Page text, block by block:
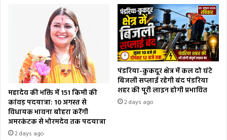
महादेव की भक्ति में 151 किमी की
कांवड़ पदयात्रा: 10 अगस्त से
विधायक भावना बोहरा करेंगी
अमरकंटक से भोरमदेव तक पदयात्रा
2 days ago
पंडरिया-कुकदूर क्षेत्र में कल दो घंटे
बिजली सप्लाई रहेगी बंद पंडरिया
शहर की पूरी लाइन होगी प्रभावित
2 days ago